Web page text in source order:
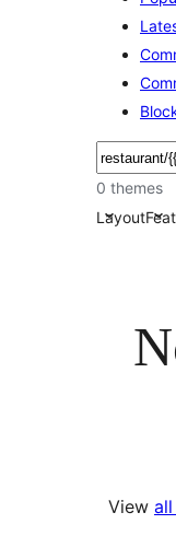
Пошук
0 themes
Layout
View